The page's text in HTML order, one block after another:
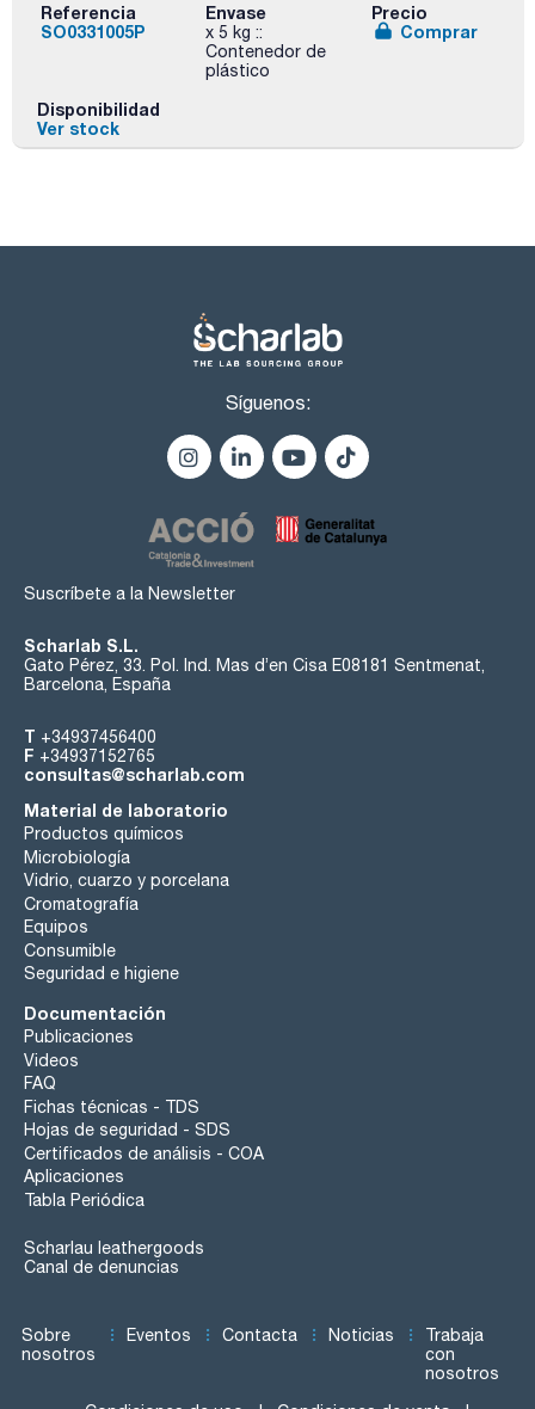
Referencia
SO0331005P
Envase
x 5 kg ::
Contenedor de
plástico
Precio
Comprar
Disponibilidad
Ver stock
Síguenos:
Suscríbete a la Newsletter
Scharlab S.L.
Gato Pérez, 33. Pol. Ind. Mas d’en Cisa E08181 Sentmenat,
Barcelona, España
T +34937456400
F +34937152765
consultas@scharlab.com
Material de laboratorio
Productos químicos
Microbiología
Vidrio, cuarzo y porcelana
Cromatografía
Equipos
Consumible
Seguridad e higiene
Documentación
Publicaciones
Videos
FAQ
Fichas técnicas - TDS
Hojas de seguridad - SDS
Certificados de análisis - COA
Aplicaciones
Tabla Periódica
Scharlau leathergoods
Canal de denuncias
Sobre
nosotros
Eventos Contacta Noticias
Trabaja
con
nosotros